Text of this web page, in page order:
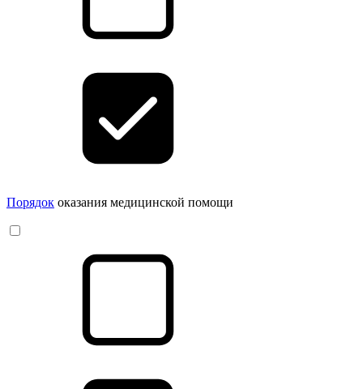
Порядок оказания медицинской помощи